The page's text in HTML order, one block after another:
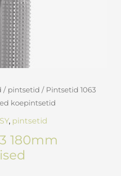
/ pintsetid / Pintsetid 1063
koepintsetid
, pintsetid
180mm